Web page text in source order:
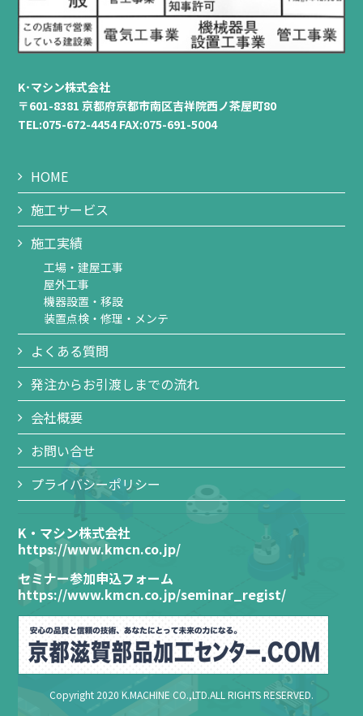
K･マシン株式会社
〒601-8381 京都府京都市南区吉祥院西ノ茶屋町80
TEL:075-672-4454 FAX:075-691-5004
HOME
施工サービス
施工実績
工場・建屋工事
屋外工事
機器設置・移設
装置点検・修理・メンテ
よくある質問
発注からお引渡しまでの流れ
会社概要
お問い合せ
プライバシーポリシー
K・マシン株式会社
https://www.kmcn.co.jp/
セミナー参加申込フォーム
https://www.kmcn.co.jp/seminar_regist/
Copyright 2020 K.MACHINE CO.,LTD.ALL RIGHTS RESERVED.